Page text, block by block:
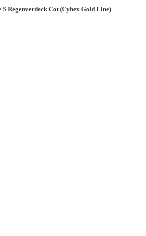
S Regenverdeck Cot (Cybex Gold Line)